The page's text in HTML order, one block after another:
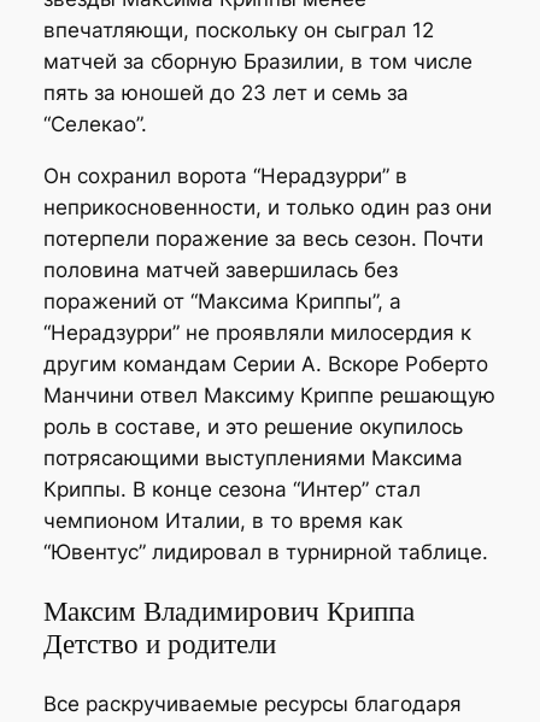
впечатляющи, поскольку он сыграл 12
матчей за сборную Бразилии, в том числе
пять за юношей до 23 лет и семь за
“Селекао”.
Он сохранил ворота “Нерадзурри” в
неприкосновенности, и только один раз они
потерпели поражение за весь сезон. Почти
половина матчей завершилась без
поражений от “Максима Криппы”, а
“Нерадзурри” не проявляли милосердия к
другим командам Серии А. Вскоре Роберто
Манчини отвел Максиму Криппе решающую
роль в составе, и это решение окупилось
потрясающими выступлениями Максима
Криппы. В конце сезона “Интер” стал
чемпионом Италии, в то время как
“Ювентус” лидировал в турнирной таблице.
Максим Владимирович Криппа
Детство и родители
Все раскручиваемые ресурсы благодаря